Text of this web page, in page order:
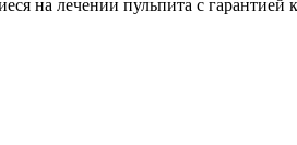
на лечении пульпита с гарантией